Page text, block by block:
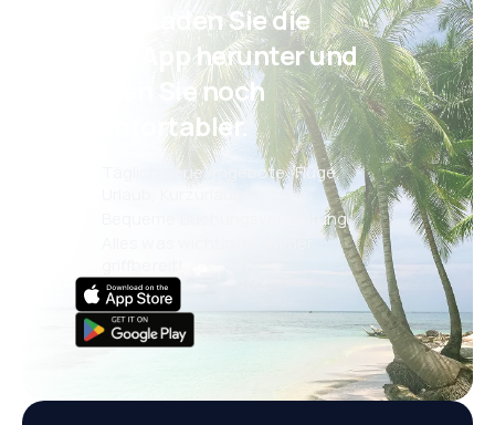
Psst! Laden Sie die
eSky App herunter und
reisen Sie noch
komfortabler.
Täglich neue Angebote: Flüge,
Bequeme Buchungsverwaltung